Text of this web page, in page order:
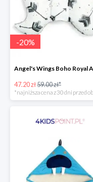
-20%
47.20 zł59.00 zł*